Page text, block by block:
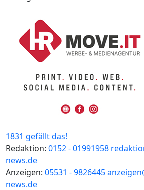
1831 gefällt das!
Redaktion: 0152 - 01991958
news.de
Anzeigen: 05531 - 9826445
news.de